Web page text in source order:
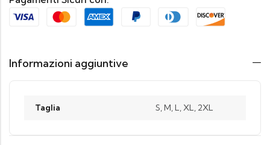
Informazioni aggiuntive
Taglia S, M, L, XL, 2XL